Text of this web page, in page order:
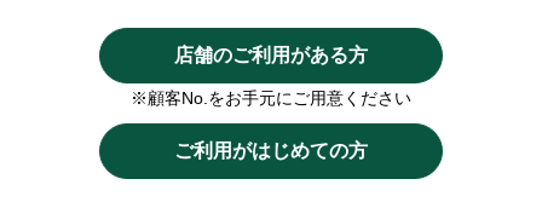
店舗のご利用がある方
※顧客No.をお手元にご用意ください
ご利用がはじめての方